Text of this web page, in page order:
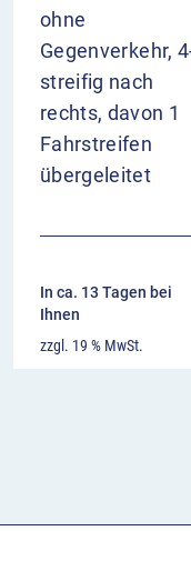
ohne
Gegenverkehr,
streifig nach
rechts, davon 1
Fahrstreifen
übergeleitet
In ca. 13 Tagen bei
Ihnen
zzgl. 19 % MwSt.